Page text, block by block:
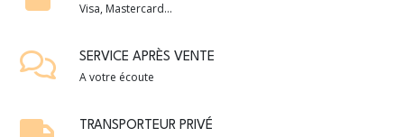
Visa, Mastercard...
SERVICE APRÈS VENTE
A votre écoute
TRANSPORTEUR PRIVÉ